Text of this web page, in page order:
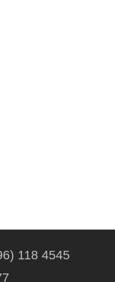
118 4545